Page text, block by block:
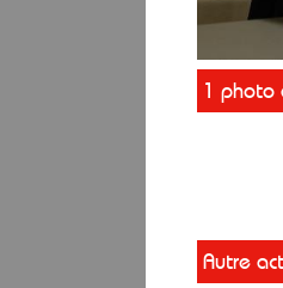
1 photo
Autre